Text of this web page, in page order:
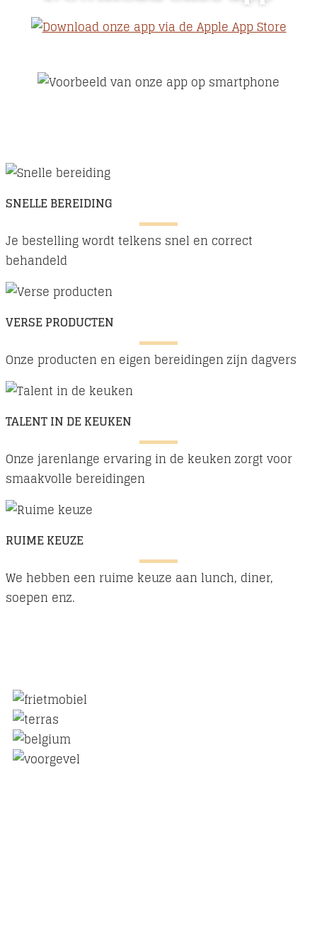
SNELLE BEREIDING
Je bestelling wordt telkens snel en correct
behandeld
VERSE PRODUCTEN
Onze producten en eigen bereidingen zijn dagvers
TALENT IN DE KEUKEN
Onze jarenlange ervaring in de keuken zorgt voor
smaakvolle bereidingen
RUIME KEUZE
We hebben een ruime keuze aan lunch, diner,
soepen enz.